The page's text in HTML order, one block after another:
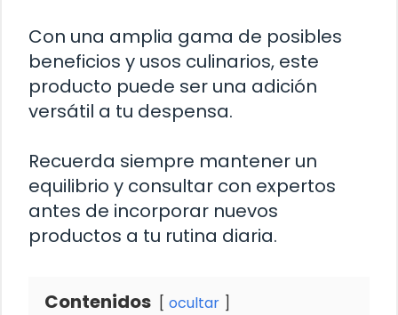
Con una amplia gama de posibles
beneficios y usos culinarios, este
producto puede ser una adición
versátil a tu despensa.
Recuerda siempre mantener un
equilibrio y consultar con expertos
antes de incorporar nuevos
productos a tu rutina diaria.
Contenidos ocultar